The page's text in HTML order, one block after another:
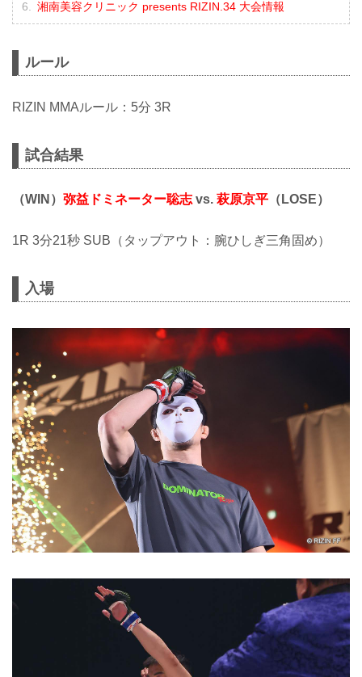
湘南美容クリニック presents RIZIN.34 大会情報
ルール
RIZIN MMAルール：5分 3R
試合結果
（WIN） 弥益ドミネーター聡志 vs. 萩原京平 （LOSE）
1R 3分21秒 SUB（タップアウト：腕ひしぎ三角固め）
入場